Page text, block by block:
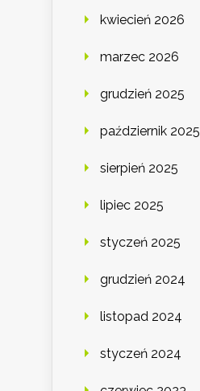
kwiecień 2026
marzec 2026
grudzień 2025
październik 2025
sierpień 2025
lipiec 2025
styczeń 2025
grudzień 2024
listopad 2024
styczeń 2024